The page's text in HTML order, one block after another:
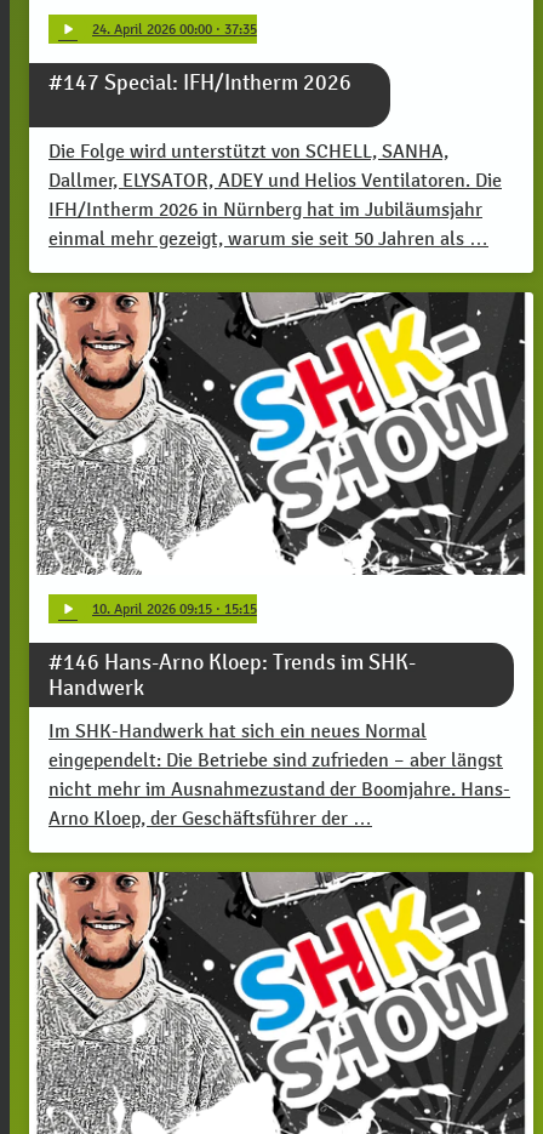
play_arrow 24. April 2026 00:00 · 37:35
#147 Special: IFH/Intherm 2026
Die Folge wird unterstützt von SCHELL, SANHA,
Dallmer, ELYSATOR, ADEY und Helios Ventilatoren. Die
IFH/Intherm 2026 in Nürnberg hat im Jubiläumsjahr
einmal mehr gezeigt, warum sie seit 50 Jahren als …
play_arrow 10. April 2026 09:15 · 15:15
#146 Hans-Arno Kloep: Trends im SHK-
Handwerk
Im SHK-Handwerk hat sich ein neues Normal
eingependelt: Die Betriebe sind zufrieden – aber längst
nicht mehr im Ausnahmezustand der Boomjahre. Hans-
Arno Kloep, der Geschäftsführer der …